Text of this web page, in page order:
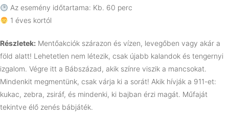
Az esemény időtartama: Kb. 60 perc
1 éves kortól
Részletek: Mentőakciók szárazon és vízen, levegőben vagy akár a
föld alatt! Lehetetlen nem létezik, csak újabb kalandok és tengernyi
izgalom. Végre itt a Bábszázad, akik színre viszik a mancsokat.
Mindenkit megmentünk, csak várja ki a sorát! Akik hívják a 911-et:
kukac, zebra, zsiráf, és mindenki, ki bajban érzi magát. Műfaját
tekintve élő zenés bábjáték.